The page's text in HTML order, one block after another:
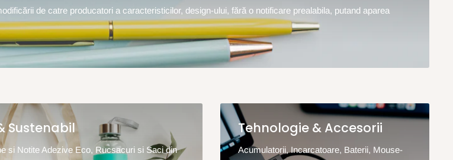
de catre producatori a caracteristicilor, design-ului, fără o notificare prealabila, putand aparea
Sustenabil
si Notite Adezive Eco, Rucsacuri si Saci din
Tehnologie & Accesorii
Acumulatorii, Incarcatoare, Baterii, Mouse-